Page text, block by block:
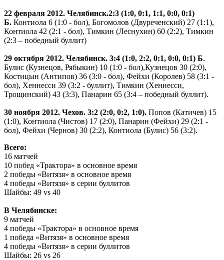
22 февраля 2012. Челябинск.2:3 (1:0, 0:1, 1:1, 0:0, 0:1)
Б. Контиола 6 (1:0 - бол), Богомолов (Двуреченский) 27 (1:1),
Контиола 42 (2:1 - бол), Тимкин (Леснухин) 60 (2:2), Тимкин
(2:3 – победный буллит)
29 октября 2012. Челябинск. 3:4 (1:0, 2:2, 0:1, 0:0, 0:1) Б.
Булис (Кузнецов, Рябыкин) 10 (1:0 - бол),Кузнецов 30 (2:0),
Костицын (Антипов) 36 (3:0 - бол), Фейхи (Королев) 58 (3:1 -
бол), Хеннесси 39 (3:2 - буллит), Тимкин (Хеннесси,
Трощинский) 43 (3:3), Панарин 65 (3:4 – победный буллит).
30 ноября 2012. Чехов. 3:2 (2:0, 0:2, 1:0). Попов (Катичев) 15
(1:0), Контиола (Чистов) 17 (2:0), Панарин (Фейхи) 29 (2:1 -
бол), Фейхи (Чернов) 30 (2:2), Контиола (Булис) 56 (3:2).
Всего:
16 матчей
10 побед «Трактора» в основное время
2 победы «Витязя» в основное время
4 победы «Витязя» в серии буллитов
Шайбы: 49 vs 40
В Челябинске:
9 матчей
4 победы «Трактора» в основное время
1 победа «Витязя» в основное время
4 победы «Витязя» в серии буллитов
Шайбы: 26 vs 26